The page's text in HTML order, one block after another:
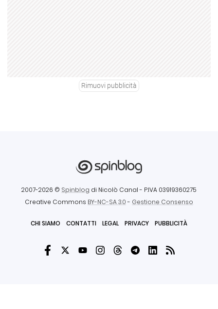
Rimuovi pubblicità
2007-2026 © Spinblog di Nicolò Canal - P.IVA 03919360275
Creative Commons BY-NC-SA 3.0- Gestione Consenso
CHI SIAMO CONTATTI LEGAL PRIVACY PUBBLICITÀ